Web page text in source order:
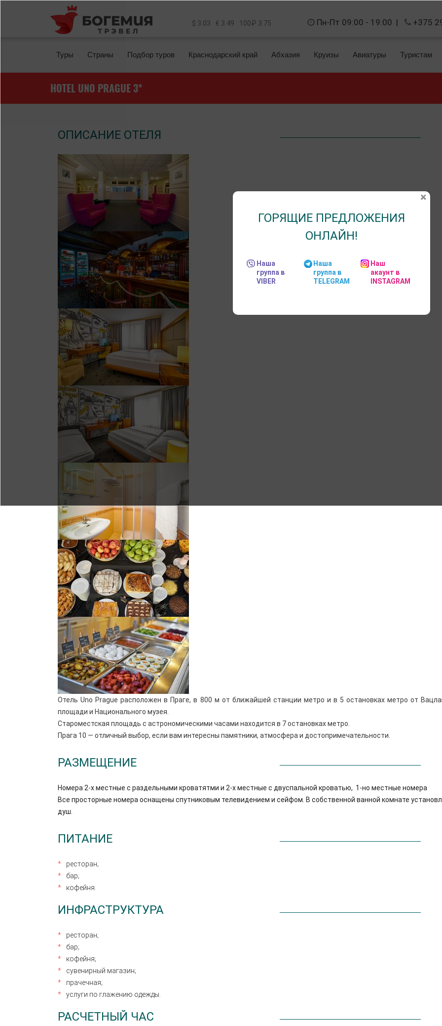
Перейти к основному содержанию
$ 3.03 € 3.49 100₽ 3.75 Пн-Пт 09:00 - 19:00 | +375
Туры Страны Подбор туров Краснодарский край Абхазия Круизы Авиатуры Туристам
HOTEL UNO PRAGUE 3*
ОПИСАНИЕ ОТЕЛЯ
Отель Uno Prague расположен в Праге, в 800 м от ближайшей станции метро и в 5 остановках метро от
площади и Национального музея.
Староместская площадь с астрономическими часами находится в 7 остановках метро.
Прага 10 — отличный выбор, если вам интересны памятники, атмосфера и достопримечательности.
РАЗМЕЩЕНИЕ
Номера 2-х местные с раздельными кроватятми и 2-х местные с двуспальной кроватью, 1-но местные номера
Все просторные номера оснащены спутниковым телевидением и сейфом. В собственной ванной комнате
душ.
ПИТАНИЕ
ресторан;
бар;
кофейня.
ИНФРАСТРУКТУРА
ресторан;
бар;
кофейня;
сувенирный магазин;
прачечная;
услуги по глажению одежды.
РАСЧЕТНЫЙ ЧАС
ГОРЯЩИЕ ПРЕДЛОЖЕНИЯ
ОНЛАЙН!
Наша
группа в
VIBER
Наша
группа в
TELEGRAM
Наш
акаунт в
INSTAGRAM